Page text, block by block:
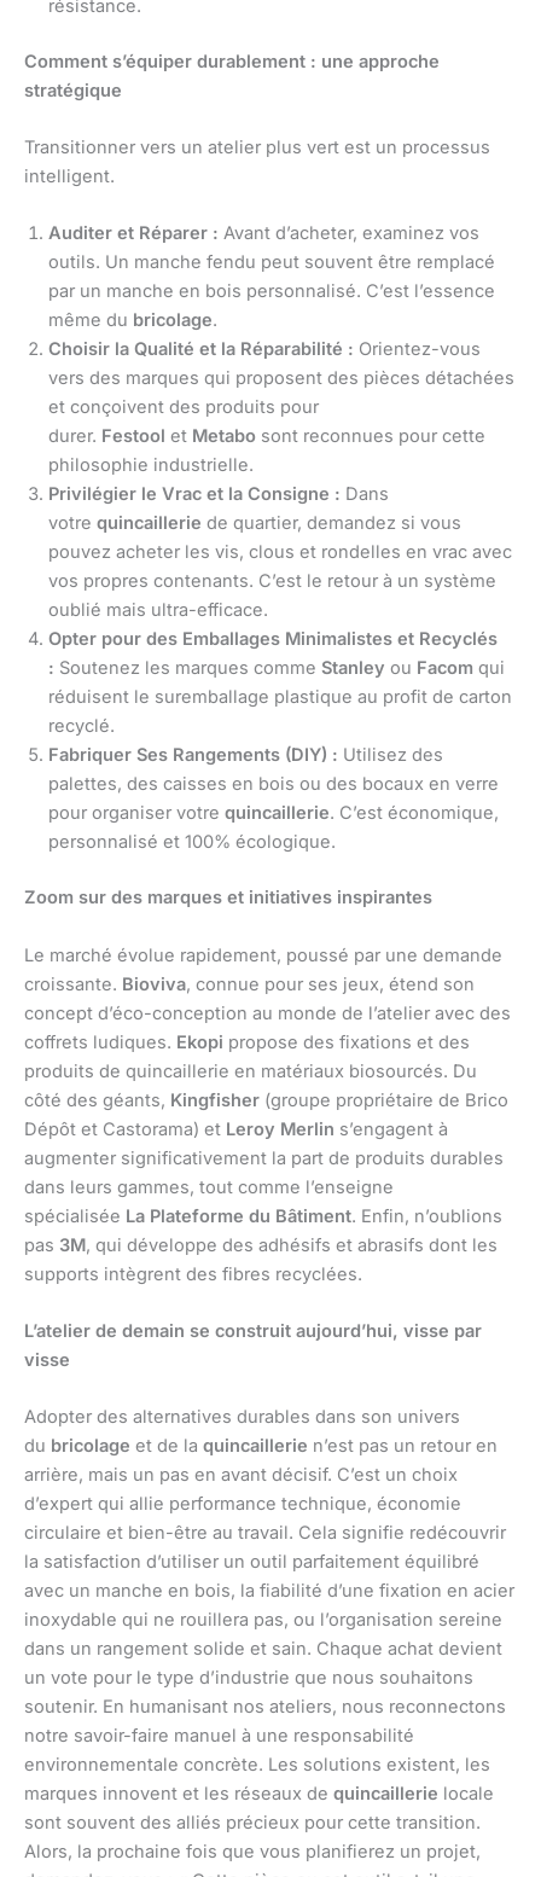
résistance.
Comment s’équiper durablement : une approche
stratégique
Transitionner vers un atelier plus vert est un processus
intelligent.
Auditer et Réparer : Avant d’acheter, examinez vos
outils. Un manche fendu peut souvent être remplacé
par un manche en bois personnalisé. C’est l’essence
même du bricolage.
Choisir la Qualité et la Réparabilité : Orientez-vous
vers des marques qui proposent des pièces détachées
et conçoivent des produits pour
durer. Festool et Metabo sont reconnues pour cette
philosophie industrielle.
Privilégier le Vrac et la Consigne : Dans
votre quincaillerie de quartier, demandez si vous
pouvez acheter les vis, clous et rondelles en vrac avec
vos propres contenants. C’est le retour à un système
oublié mais ultra-efficace.
Opter pour des Emballages Minimalistes et Recyclés
: Soutenez les marques comme Stanley ou Facom qui
réduisent le suremballage plastique au profit de carton
recyclé.
Fabriquer Ses Rangements (DIY) : Utilisez des
palettes, des caisses en bois ou des bocaux en verre
pour organiser votre quincaillerie. C’est économique,
personnalisé et 100% écologique.
Zoom sur des marques et initiatives inspirantes
Le marché évolue rapidement, poussé par une demande
croissante. Bioviva, connue pour ses jeux, étend son
concept d’éco-conception au monde de l’atelier avec des
coffrets ludiques. Ekopi propose des fixations et des
produits de quincaillerie en matériaux biosourcés. Du
côté des géants, Kingfisher (groupe propriétaire de Brico
Dépôt et Castorama) et Leroy Merlin s’engagent à
augmenter significativement la part de produits durables
dans leurs gammes, tout comme l’enseigne
spécialisée La Plateforme du Bâtiment. Enfin, n’oublions
pas 3M, qui développe des adhésifs et abrasifs dont les
supports intègrent des fibres recyclées.
L’atelier de demain se construit aujourd’hui, visse par
visse
Adopter des alternatives durables dans son univers
du bricolage et de la quincaillerie n’est pas un retour en
arrière, mais un pas en avant décisif. C’est un choix
d’expert qui allie performance technique, économie
circulaire et bien-être au travail. Cela signifie redécouvrir
la satisfaction d’utiliser un outil parfaitement équilibré
avec un manche en bois, la fiabilité d’une fixation en acier
inoxydable qui ne rouillera pas, ou l’organisation sereine
dans un rangement solide et sain. Chaque achat devient
un vote pour le type d’industrie que nous souhaitons
soutenir. En humanisant nos ateliers, nous reconnectons
notre savoir-faire manuel à une responsabilité
environnementale concrète. Les solutions existent, les
marques innovent et les réseaux de quincaillerie locale
sont souvent des alliés précieux pour cette transition.
Alors, la prochaine fois que vous planifierez un projet,